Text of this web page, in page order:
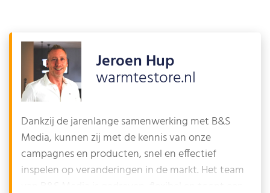
Jeroen Hup
warmtestore.nl
Dankzij de jarenlange samenwerking met B&S
Media, kunnen zij met de kennis van onze
campagnes en producten, snel en effectief
inspelen op veranderingen in de markt. Het team